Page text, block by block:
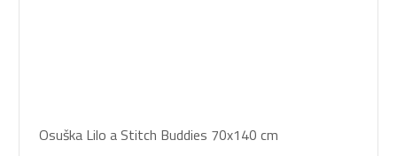
Osuška Lilo a Stitch Buddies 70x140 cm